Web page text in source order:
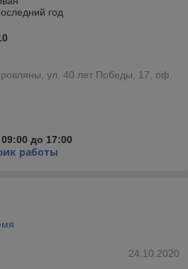
год
ул. 40 лет Победы, 17, оф.
до 17:00
работы
24.10.2020